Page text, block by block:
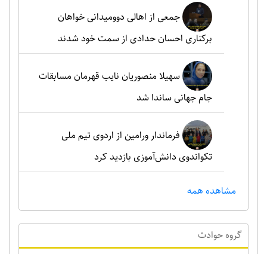
جمعی از اهالی دوومیدانی خواهان
برکناری احسان حدادی از سمت خود شدند
سهیلا منصوریان نایب قهرمان مسابقات
جام جهانی ساندا شد
فرماندار ورامین از اردوی تیم ملی
تکواندوی دانش‌آموزی بازدید کرد
مشاهده همه
گروه حوادث